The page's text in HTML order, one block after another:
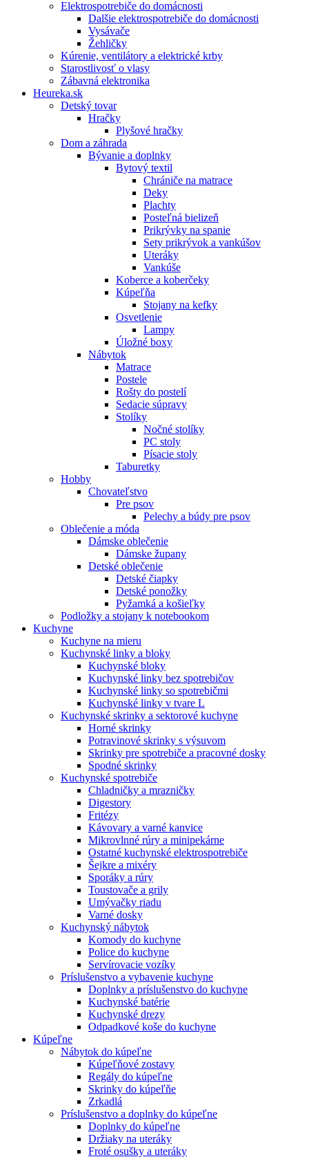
Elektrospotrebiče do domácnosti
Dalšie elektrospotrebiče do domácnosti
Vysávače
Žehličky
Kúrenie, ventilátory a elektrické krby
Starostlivosť o vlasy
Zábavná elektronika
Heureka.sk
Detský tovar
Hračky
Plyšové hračky
Dom a záhrada
Bývanie a doplnky
Bytový textil
Chrániče na matrace
Deky
Plachty
Posteľná bielizeň
Prikrývky na spanie
Sety prikrývok a vankúšov
Uteráky
Vankúše
Koberce a koberčeky
Kúpeľňa
Stojany na kefky
Osvetlenie
Lampy
Úložné boxy
Nábytok
Matrace
Postele
Rošty do postelí
Sedacie súpravy
Stolíky
Nočné stolíky
PC stoly
Písacie stoly
Taburetky
Hobby
Chovateľstvo
Pre psov
Pelechy a búdy pre psov
Oblečenie a móda
Dámske oblečenie
Dámske župany
Detské oblečenie
Detské čiapky
Detské ponožky
Pyžamká a košieľky
Podložky a stojany k notebookom
Kuchyne
Kuchyne na mieru
Kuchynské linky a bloky
Kuchynské bloky
Kuchynské linky bez spotrebičov
Kuchynské linky so spotrebičmi
Kuchynské linky v tvare L
Kuchynské skrinky a sektorové kuchyne
Horné skrinky
Potravinové skrinky s výsuvom
Skrinky pre spotrebiče a pracovné dosky
Spodné skrinky
Kuchynské spotrebiče
Chladničky a mrazničky
Digestory
Fritézy
Kávovary a varné kanvice
Mikrovlnné rúry a minipekárne
Ostatné kuchynské elektrospotrebiče
Šejkre a mixéry
Sporáky a rúry
Toustovače a grily
Umývačky riadu
Varné dosky
Kuchynský nábytok
Komody do kuchyne
Police do kuchyne
Servírovacie vozíky
Príslušenstvo a vybavenie kuchyne
Doplnky a príslušenstvo do kuchyne
Kuchynské batérie
Kuchynské drezy
Odpadkové koše do kuchyne
Kúpeľne
Nábytok do kúpeľne
Kúpeľňové zostavy
Regály do kúpeľne
Skrinky do kúpeľňe
Zrkadlá
Príslušenstvo a doplnky do kúpeľne
Doplnky do kúpeľne
Držiaky na uteráky
Froté osušky a uteráky